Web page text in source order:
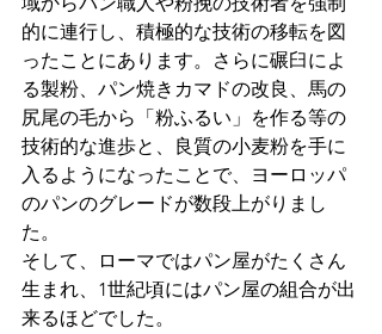
的に連行し、積極的な技術の移転を図
ったことにあります。さらに碾臼によ
る製粉、パン焼きカマドの改良、馬の
尻尾の毛から「粉ふるい」を作る等の
技術的な進歩と、良質の小麦粉を手に
入るようになったことで、ヨーロッパ
のパンのグレードが数段上がりまし
た。
そして、ローマではパン屋がたくさん
生まれ、1世紀頃にはパン屋の組合が出
来るほどでした。